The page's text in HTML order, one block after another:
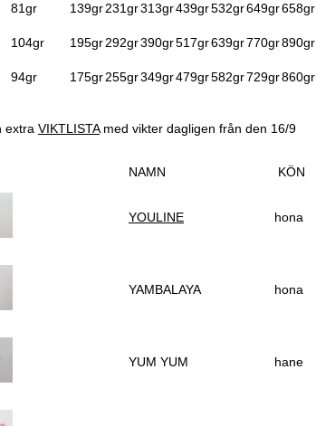
81gr 139gr231gr313gr439gr532gr649gr658gr
104gr 195gr292gr390gr517gr639gr770gr890gr
94gr 175gr255gr349gr479gr582gr729gr860gr
extra VIKTLISTAmed vikter dagligen från den 16/9
NAMN KÖN
YOULINE hona
YAMBALAYA hona
YUM YUM hane